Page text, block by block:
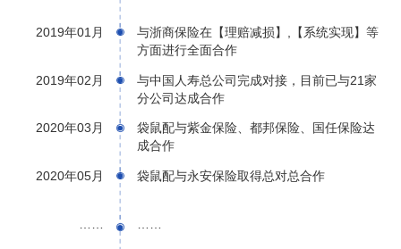
2019年01月
与浙商保险在【理赔减损】,【系统实现】等
方面进行全面合作
2019年02月
与中国人寿总公司完成对接，目前已与21家
分公司达成合作
2020年03月
袋鼠配与紫金保险、都邦保险、国任保险达
成合作
2020年05月 袋鼠配与永安保险取得总对总合作